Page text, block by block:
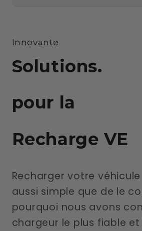
Innovante
Solutions.
pour la
Recharge VE
Recharger votre
aussi simple que de le
pourquoi nous avons
chargeur le plus fiable